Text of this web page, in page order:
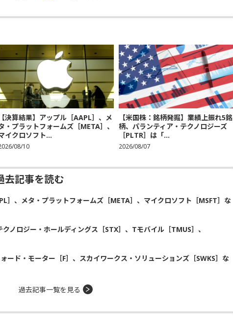
【決算結果】アップル［AAPL］、メ
・プラットフォームズ［META］、
イクロソフト...
08/10
【米国株：銘柄発掘】業績上振れ5銘
柄、パランティア・テクノロジーズ
［PLTR］は「...
2026/08/07
去記事を読む
］、メタ・プラットフォームズ［META］、マイクロソフト［MSFT］な
クノロジー・ホールディングス［STX］、Tモバイル［TMUS］、
ード・モーター［F］、スカイワークス・ソリューションズ［SWKS］な
過去記事一覧を見る